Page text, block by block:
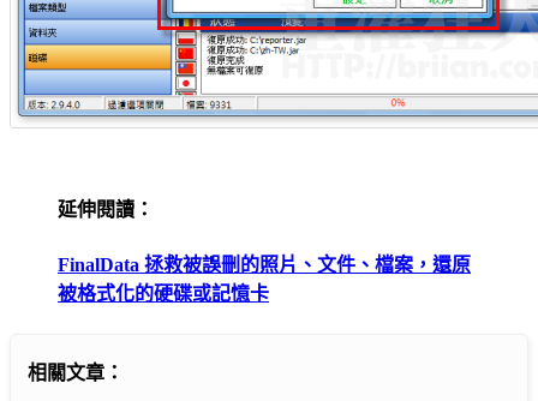
延伸閱讀：
FinalData 拯救被誤刪的照片、文件、檔案，還原
被格式化的硬碟或記憶卡
相關文章：